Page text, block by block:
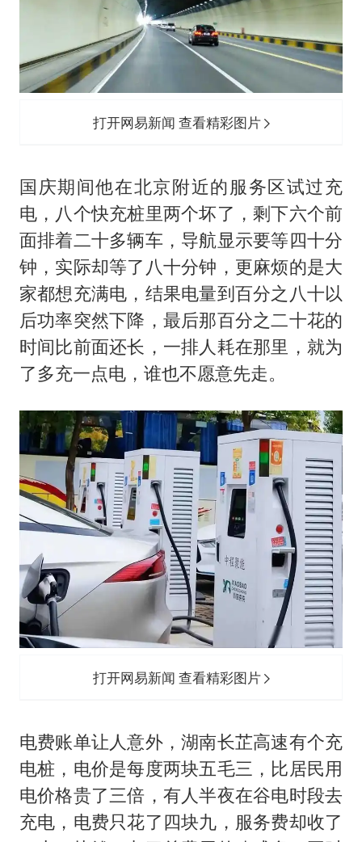
打开网易新闻 查看精彩图片
国庆期间他在北京附近的服务区试过充
电，八个快充桩里两个坏了，剩下六个前
面排着二十多辆车，导航显示要等四十分
钟，实际却等了八十分钟，更麻烦的是大
家都想充满电，结果电量到百分之八十以
后功率突然下降，最后那百分之二十花的
时间比前面还长，一排人耗在那里，就为
了多充一点电，谁也不愿意先走。
打开网易新闻 查看精彩图片
电费账单让人意外，湖南长芷高速有个充
电桩，电价是每度两块五毛三，比居民用
电价格贵了三倍，有人半夜在谷电时段去
充电，电费只花了四块九，服务费却收了